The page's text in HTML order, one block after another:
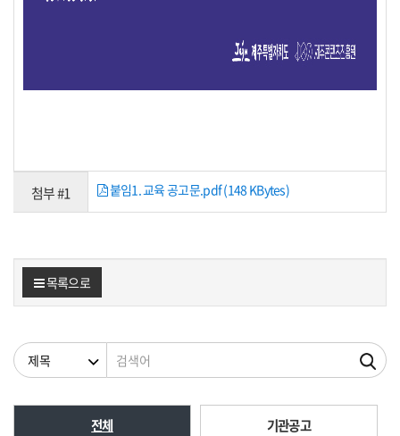
첨부 #1 붙임1. 교육 공고문.pdf (148 KBytes)
목록으로
검색조건 검색어
전체 기관공고